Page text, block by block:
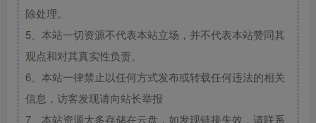
除处理。
5、本站一切资源不代表本站立场，并不代表本站赞同其
观点和对其真实性负责。
6、本站一律禁止以任何方式发布或转载任何违法的相关
信息，访客发现请向站长举报
7、本站资源大多存储在云盘，如发现链接失效，请联系